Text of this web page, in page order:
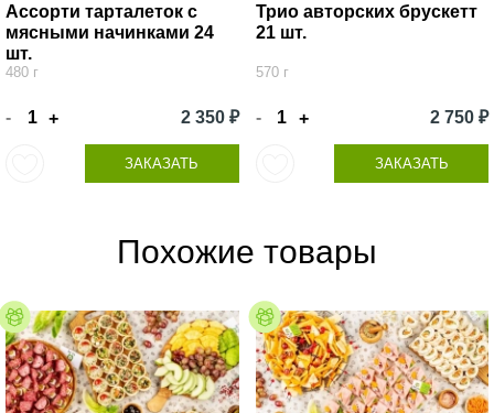
Ассорти тарталеток с
мясными начинками 24
шт.
480 г
- + 2 350 ₽
ЗАКАЗАТЬ
Трио авторских брускетт
21 шт.
570 г
- + 2 750 ₽
ЗАКАЗАТЬ
Похожие товары